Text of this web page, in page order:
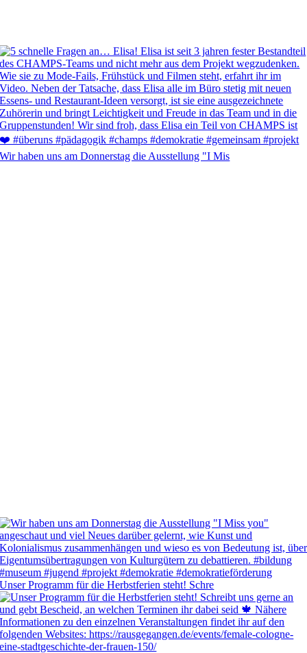
Wir haben uns am Donnerstag die Ausstellung "I Mis
Unser Programm für die Herbstferien steht! Schre